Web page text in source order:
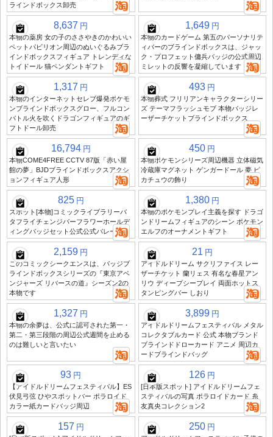
ラインドボックス卸売
8,637 円
本物の薬房 女の子のささやきのかわいい
ペットパビリオン周辺のぬいぐるみブラ
インドボックスフィギュア トレンディな
トイドール 猫ペンダントギフト
1,649 円
本物のカードゲーム 第五のパーソナリテ
ィバーのブラインドボックスは、ジャッ
ク・プロフェット傭兵バッジの公式周辺
ミレットの反響を凝縮しています
1,317 円
本物のインターネットセレブ爆発ポケモ
ンブラインドボックスグロー、フルコン
バトル火を吹くドラゴンフィギュアのギ
フトドール卸売
493 円
本物葬式 フリリアンキャラクターシリー
ズ テーマフラッシュモブ 本物バッジレ
ーザーチケットブラインドボックス
16,794 円
本物COME4FREE CCTV 87版「赤い屋
館の夢」BJDブラインドボックスアクシ
ョンフィギュア人形
450 円
本物ポケモンシリーズ周辺機器 立体磁気
冷蔵庫マグネット ゲンガードール 夢 ピ
カチュウの飾り
825 円
スポット[本物]コミックライブラリーバ
タフライチェンジバーフラワーホールデ
ィングバッジセット公式公式バレー
1,380 円
本物のポケモンプレイ主義を探す ドラゴ
ンドリームフィギュアのシーン ポケモン
エルフのオーナメントギフト
2,159 円
このコミックシークエンスは、バッジブ
ラインドボックスシリーズの『東京アベ
ンジャーズ リバースの道』シーズン2の
本物です
21 円
アイドルドリーム サクリファイス レー
ザーチケット 蘭リェス 有名な春星アン
リウ ディープシープレイ 両面ホットス
タンピングバー しおり
1,327 円
本物の余夢は、公式に認可された第一・
第二・第三段階の周辺公式週間を止める
のは難しいと言いたい
3,899 円
アイドルドリームフェスティバル メタル
コレクタブルカード 公式 本物ブランド
ブラインドドローカード アニメ 周辺カ
ードブラインドバッグ
93 円
【アイドルドリームフェスティバル】ES
伏見弓弦 ひやスポットバー ポラロイド
カラー紙カードバッジ周辺
126 円
[日本版スポット] アイドルドリームフェ
スティバルの写真 ポラロイドカード 糸
友真央コレクション2
157 円 250 円